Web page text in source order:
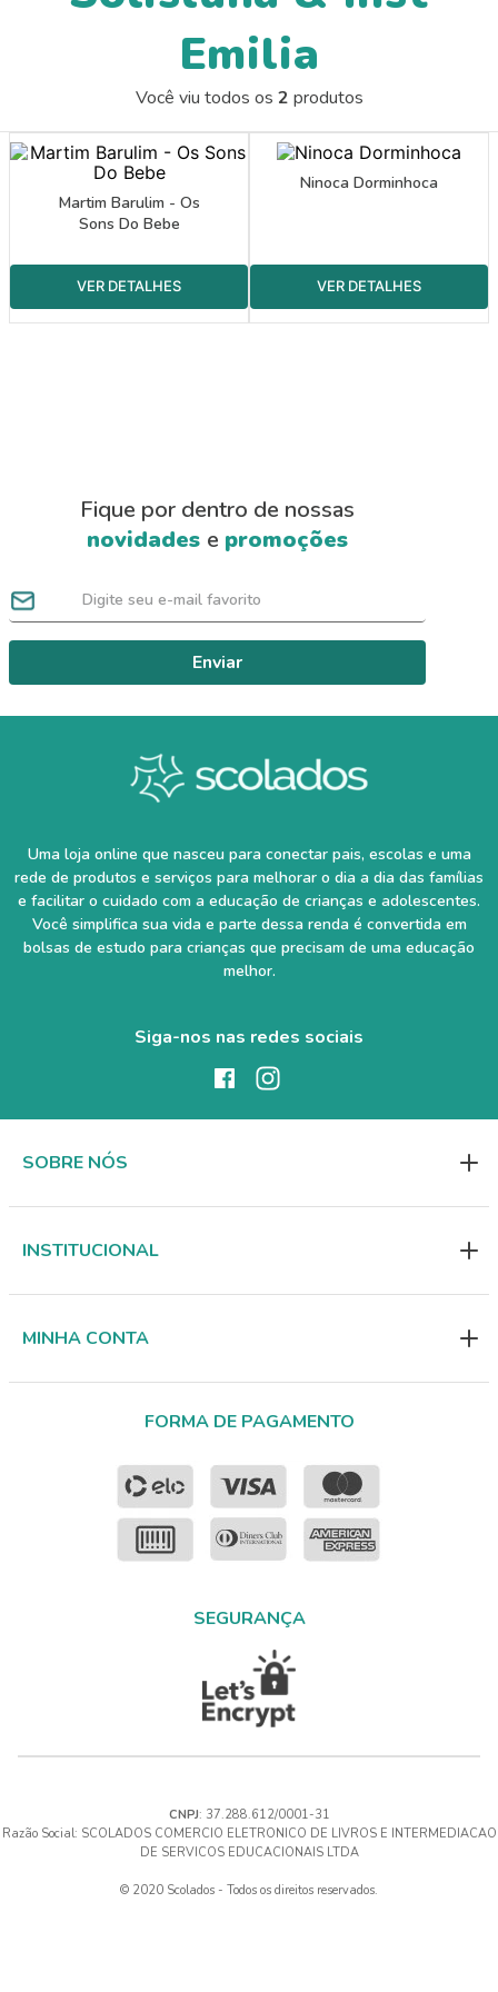
Emilia
Você viu todos os 2 produtos
Martim Barulim - Os
Sons Do Bebe
Ninoca Dorminhoca
Fique por dentro de nossas
novidades e promoções
Enviar
Uma loja online que nasceu para conectar pais, escolas e uma
rede de produtos e serviços para melhorar o dia a dia das famílias
e facilitar o cuidado com a educação de crianças e adolescentes.
Você simplifica sua vida e parte dessa renda é convertida em
bolsas de estudo para crianças que precisam de uma educação
melhor.
Siga-nos nas redes sociais
SOBRE NÓS
INSTITUCIONAL
MINHA CONTA
FORMA DE PAGAMENTO
SEGURANÇA
CNPJ: 37.288.612/0001-31
Razão Social: SCOLADOS COMERCIO ELETRONICO DE LIVROS E INTERMEDIACAO
DE SERVICOS EDUCACIONAIS LTDA
© 2020 Scolados - Todos os direitos reservados.
10
papel crepom 48cmx2m